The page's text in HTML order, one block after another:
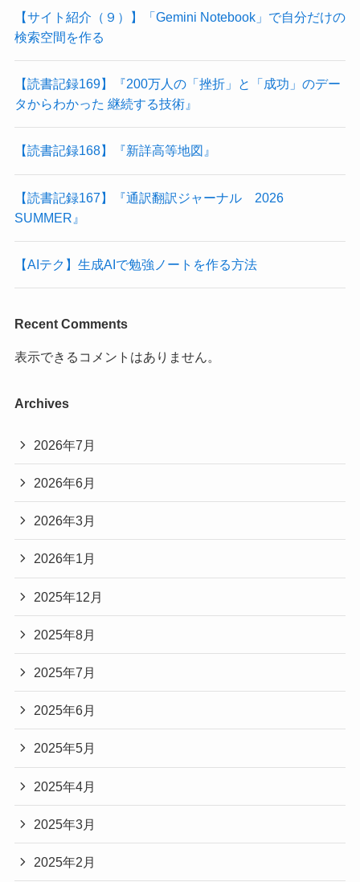
【サイト紹介（９）】「Gemini Notebook」で自分だけの
検索空間を作る
【読書記録169】『200万人の「挫折」と「成功」のデー
タからわかった 継続する技術』
【読書記録168】『新詳高等地図』
【読書記録167】『通訳翻訳ジャーナル 2026
SUMMER』
【AIテク】生成AIで勉強ノートを作る方法
Recent Comments
表示できるコメントはありません。
Archives
2026年7月
2026年6月
2026年3月
2026年1月
2025年12月
2025年8月
2025年7月
2025年6月
2025年5月
2025年4月
2025年3月
2025年2月